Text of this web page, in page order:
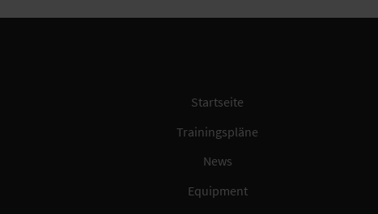
Startseite
Trainingspläne
News
Equipment